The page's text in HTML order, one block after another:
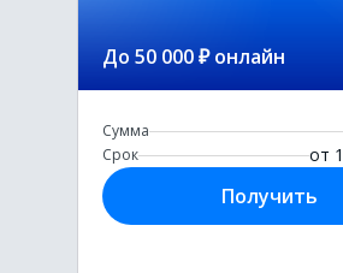
До 50 000 ₽ онлайн
Сумма
Срок от 1
Получить